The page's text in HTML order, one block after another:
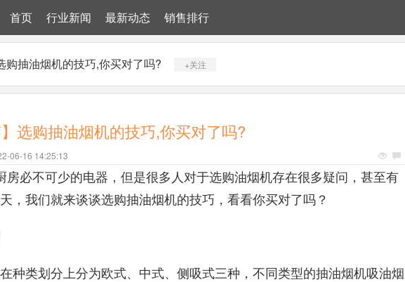
首页 行业新闻 最新动态 销售排行
购抽油烟机的技巧,你买对了吗? +关注
】选购抽油烟机的技巧,你买对了吗?
06-16 14:25:13
房必不可少的电器，但是很多人对于选购油烟机存在很多疑问，甚至有
，我们就来谈谈选购抽油烟机的技巧，看看你买对了吗？
类划分上分为欧式、中式、侧吸式三种，不同类型的抽油烟机吸油烟